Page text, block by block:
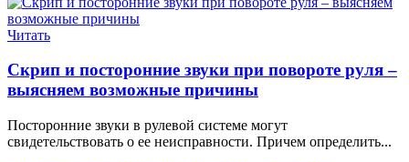
Читать
Скрип и посторонние звуки при повороте руля –
выясняем возможные причины
​Посторонние звуки в рулевой системе могут
свидетельствовать о ее неисправности. Причем определить...